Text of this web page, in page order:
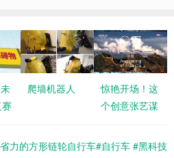
爬墙机器人
惊艳开场！这
个创意张艺谋
到
力的方形链轮自行车#自行车 #黑科技